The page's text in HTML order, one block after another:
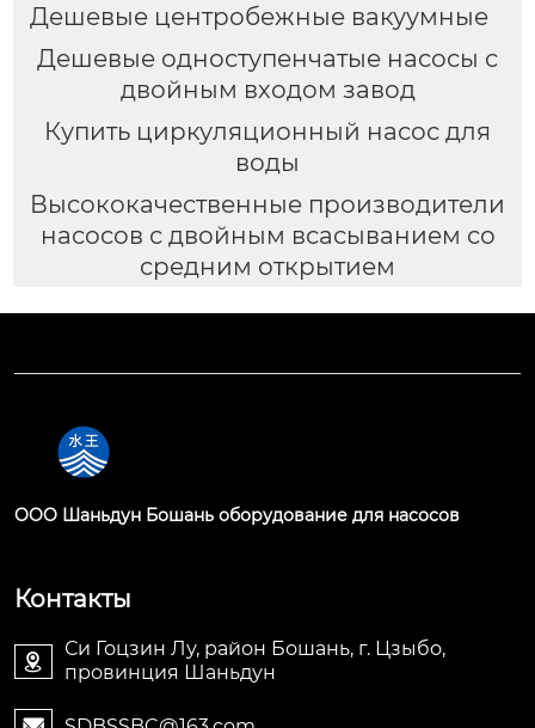
Дешевые центробежные вакуумные
Дешевые одноступенчатые насосы с
двойным входом завод
Купить циркуляционный насос для
воды
Высококачественные производители
насосов с двойным всасыванием со
средним открытием
OOO Шаньдун Бошань оборудование для насосов
Контакты

Си Гоцзин Лу, район Бошань, г. Цзыбо,
провинция Шаньдун